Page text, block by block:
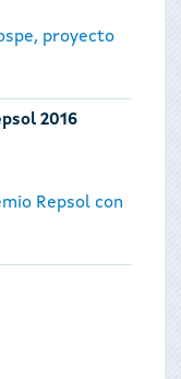
proyecto
2016
Repsol con